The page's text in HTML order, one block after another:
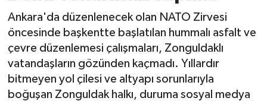
Ankara'da düzenlenecek olan NATO Zirvesi
öncesinde başkentte başlatılan hummalı asfalt ve
çevre düzenlemesi çalışmaları, Zonguldaklı
vatandaşların gözünden kaçmadı. Yıllardır
bitmeyen yol çilesi ve altyapı sorunlarıyla
boğuşan Zonguldak halkı, duruma sosyal medya
KARABÜK
KASTAMONU